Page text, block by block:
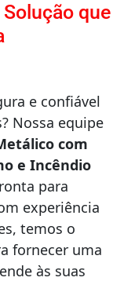
que
e confiável
Nossa equipe
com
e Incêndio
para
experiência
temos o
fornecer uma
às suas